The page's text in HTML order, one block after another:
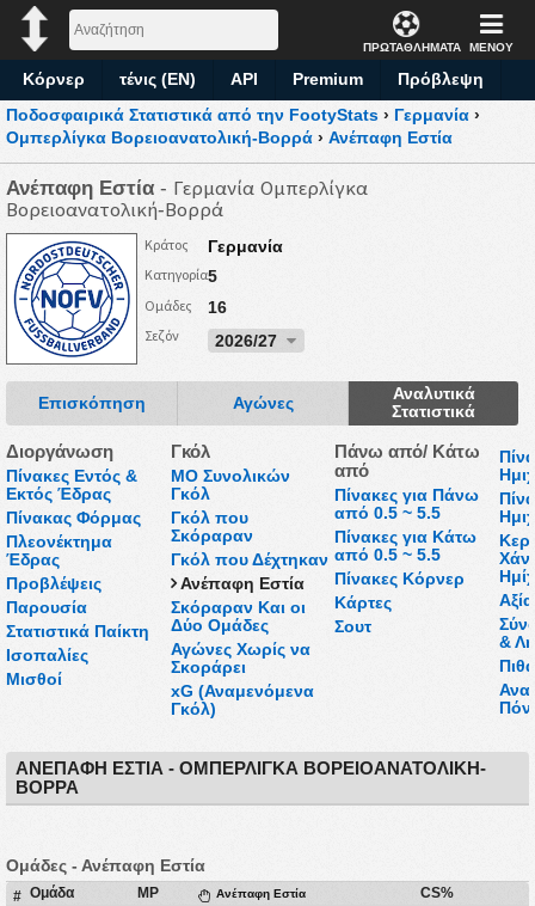
ΠΡΩΤΑΘΛΗΜΑΤΑ ΜΕΝΟΥ
Κόρνερ τένις (EN) API Premium
Πρόβλεψη
Ποδοσφαιρικά Στατιστικά από την FootyStats › Γερμανία ›
Ομπερλίγκα Βορειοανατολική-Βορρά › Ανέπαφη Εστία
Ανέπαφη Εστία - Γερμανία Ομπερλίγκα
Βορειοανατολική-Βορρά
Κράτος Γερμανία
Κατηγορία5
Ομάδες 16
Σεζόν 2026/27
Επισκόπηση Αγώνες
Αναλυτικά
Στατιστικά
Διοργάνωση
Πίνακες Εντός &
Εκτός Έδρας
Πίνακας Φόρμας
Πλεονέκτημα
Έδρας
Προβλέψεις
Παρουσία
Στατιστικά Παίκτη
Ισοπαλίες
Μισθοί
Γκόλ
ΜΟ Συνολικών
Γκόλ
Γκόλ που
Σκόραραν
Γκόλ που Δέχτηκαν
Ανέπαφη Εστία
Σκόραραν Και οι
Δύο Ομάδες
Αγώνες Χωρίς να
Σκοράρει
xG (Αναμενόμενα
Γκόλ)
Πάνω από/ Κάτω
από
Πίνακες για Πάνω
από 0.5 ~ 5.5
Πίνακες για Κάτω
από 0.5 ~ 5.5
Πίνακες Κόρνερ
Κάρτες
Σουτ
&
ΑΝΈΠΑΦΗ ΕΣΤΊΑ - ΟΜΠΕΡΛΊΓΚΑ ΒΟΡΕΙΟΑΝΑΤΟΛΙΚΉ-
ΒΟΡΡΆ
Ομάδες - Ανέπαφη Εστία
# Ομάδα MP Ανέπαφη Εστία CS%